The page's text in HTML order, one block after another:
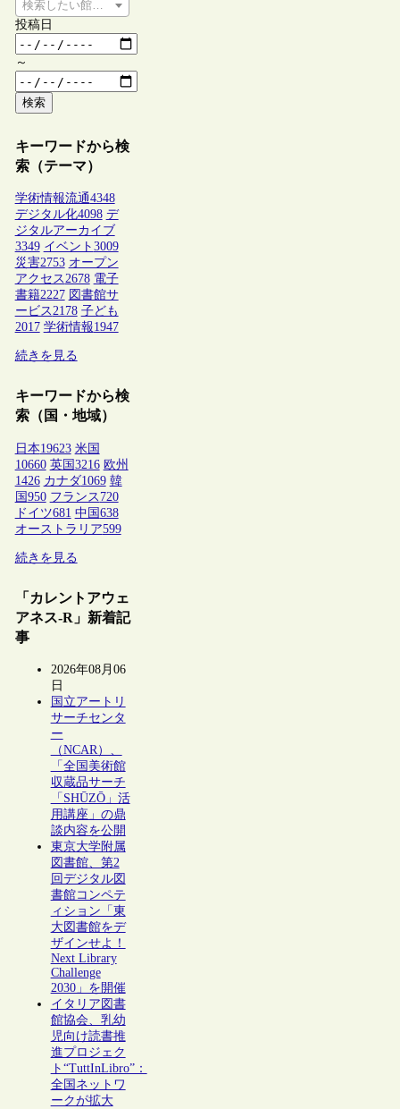
検索したい館種を選択してください
投稿日
～
検索
キーワードから検
索（テーマ）
学術情報流通4348
デジタル化4098 デ
ジタルアーカイブ
3349 イベント 3009
災害2753 オープン
アクセス2678 電子
書籍2227 図書館サ
ービス2178 子ども
2017 学術情報1947
続きを見る
キーワードから検
索（国・地域）
日本19623 米国
10660 英国3216 欧州
1426 カナダ1069 韓
国950 フランス 720
ドイツ681 中国638
オーストラリア599
続きを見る
「カレントアウェ
アネス-R」新着記
事
2026年08月06
日
国立アートリ
サーチセンタ
ー
（NCAR）、
「全国美術館
収蔵品サーチ
「SHŪZŌ」活
用講座」の鼎
談内容を公開
東京大学附属
図書館、第2
回デジタル図
書館コンペテ
ィション「東
大図書館をデ
ザインせよ！
Next Library
Challenge
2030」を開催
イタリア図書
館協会、乳幼
児向け読書推
進プロジェク
ト“TuttInLibro”：
全国ネットワ
ークが拡大